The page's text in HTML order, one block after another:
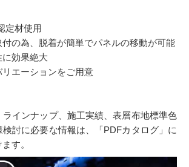
材使用
付の為、脱着が簡単でパネルの移動が可能
に効果絶大
リエーションをご用意
インナップ、施工実績、表層布地標準色
討に必要な情報は、「PDFカタログ」に
す。